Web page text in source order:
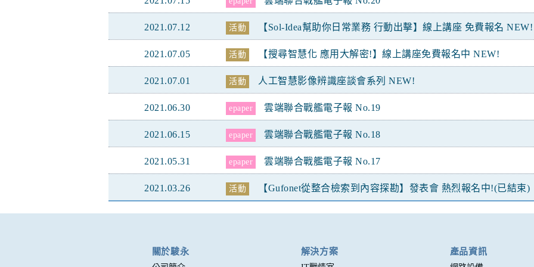
2021.07.12 活動 【Sol-Idea幫助你日常業務 行動出擊】線上講座 免費報名 NEW!
2021.07.05 活動 【搜尋智慧化 應用大解密!】線上講座免費報名中 NEW!
2021.07.01 活動 人工智慧影像辨識座談會系列 NEW!
2021.06.30 epaper 雲端聯合戰艦電子報 No.19
2021.06.15 epaper 雲端聯合戰艦電子報 No.18
2021.05.31 epaper 雲端聯合戰艦電子報 No.17
2021.03.26 活動 【Gufonet從整合檢索到內容探勘】發表會 熱烈報名中!(已結束)
關於駿永 解決方案 產品資訊